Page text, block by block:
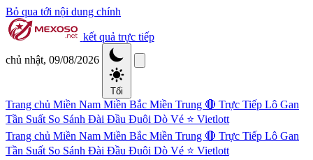
Bỏ qua tới nội dung chính
kết quả trực tiếp
chủ nhật, 09/08/2026
Tối
Trang chủ Miền Nam Miền Bắc Miền Trung 🔴 Trực Tiếp Lô Gan
Tần Suất So Sánh Đài Đầu Đuôi Dò Vé ⭐ Vietlott
Trang chủ Miền Nam Miền Bắc Miền Trung 🔴 Trực Tiếp Lô Gan
Tần Suất So Sánh Đài Đầu Đuôi Dò Vé ⭐ Vietlott